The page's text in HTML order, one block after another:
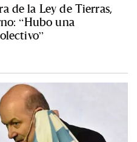
de la Ley de Tierras,
“Hubo una